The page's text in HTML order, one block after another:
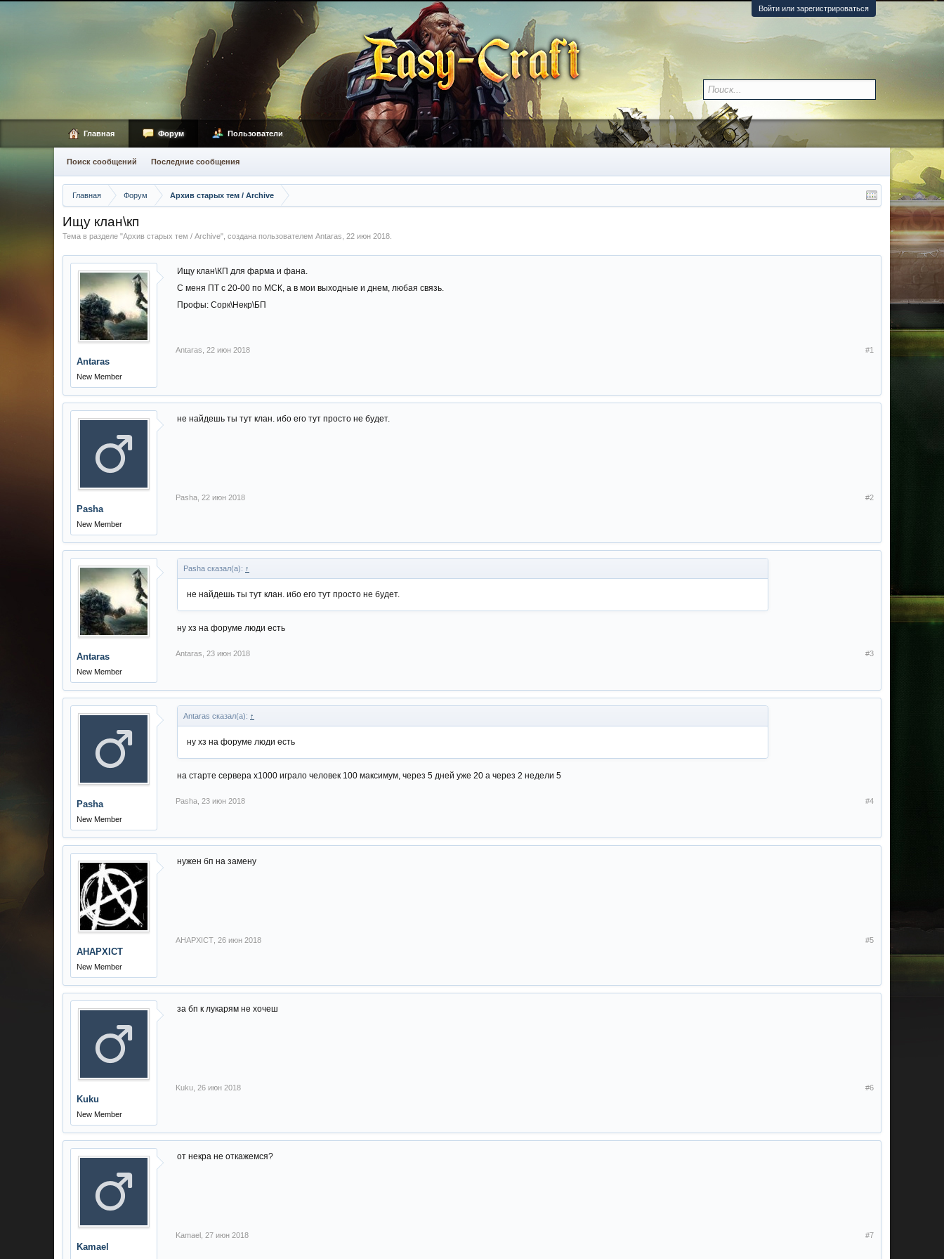
Войти или зарегистрироваться
Главная Форум Архив старых тем / Archive
Ищу клан\кп
Тема в разделе "Архив старых тем / Archive", создана пользователем Antaras 22 июн 2018
Antaras
New Member
Ищу клан\КП для фарма и фана.
С меня ПТ с 20-00 по МСК, а в мои выходные и днем, любая связь.
Профы: Сорк\Некр\БП
Antaras 22 июн 2018 #1
Pasha
New Member
не найдешь ты тут клан. ибо его тут просто не будет.
Pasha 22 июн 2018 #2
Antaras
New Member
Pasha сказал(а): ↑
не найдешь ты тут клан. ибо его тут просто не будет.
ну хз на форуме люди есть
Antaras 23 июн 2018 #3
Pasha
New Member
Antaras сказал(а): ↑
ну хз на форуме люди есть
на старте сервера х1000 играло человек 100 максимум, через 5 дней уже 20 а через 2 недели 5
Pasha 23 июн 2018 #4
AHAPXICT
New Member
нужен бп на замену
AHAPXICT 26 июн 2018 #5
Kuku
New Member
за бп к лукарям не хочеш
Kuku 26 июн 2018 #6
Kamael
от некра не откажемся?
Kamael 27 июн 2018 #7
Главная Форум
Поиск сообщений Последние сообщения
Пользователи